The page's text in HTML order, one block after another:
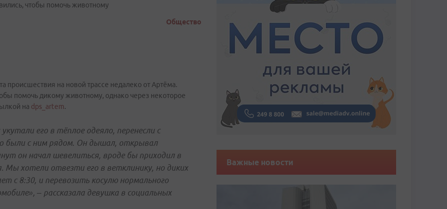
чтобы помочь животному
Общество
на новой трассе недалеко от Артёма.
помочь дикому животному, однако через некоторое
на dps_artem.
его в тёплое одеяло, перенесли с
были с ним рядом. Он дышал, открывал
он начал шевелиться, вроде бы приходил в
Мы хотели отвезти его в ветклинику, но диких
с 8:30, и перевозить косулю нормального
– рассказала девушка в социальных
Важные новости